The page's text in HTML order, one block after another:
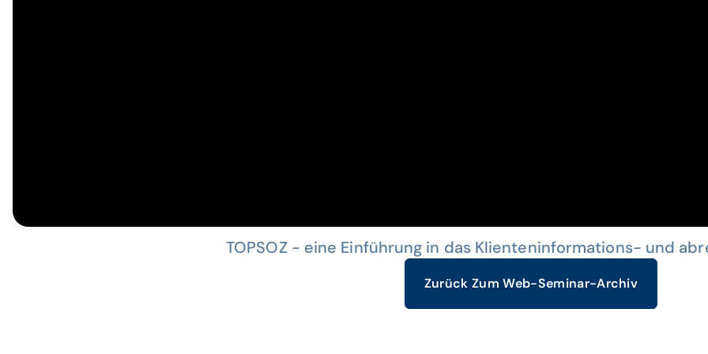
TOPSOZ - eine Einführung in das Klienteninformations- und
Zurück Zum Web-Seminar-Archiv